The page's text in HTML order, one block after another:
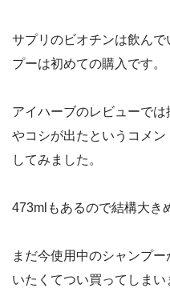
サプリのビオチンは飲ん
プーは初めての購入です。
アイハーブのレビューで
やコシが出たというコメ
してみました。
473mlもあるので結構大き
まだ今使用中のシャンプ
いたくてつい買ってしまい